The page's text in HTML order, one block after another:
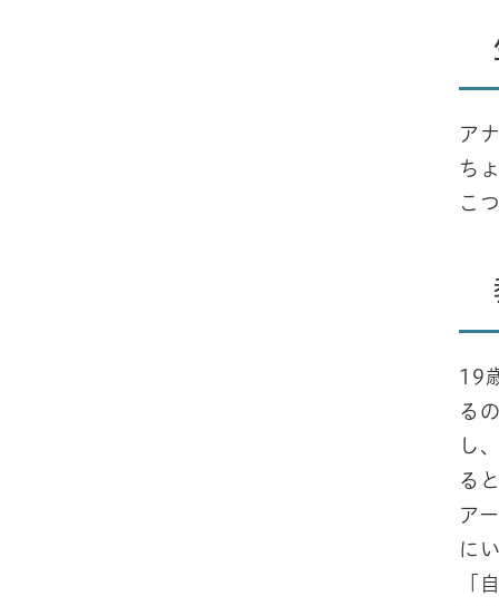
ア
ち
こ
19
る
し
る
ア
に
「